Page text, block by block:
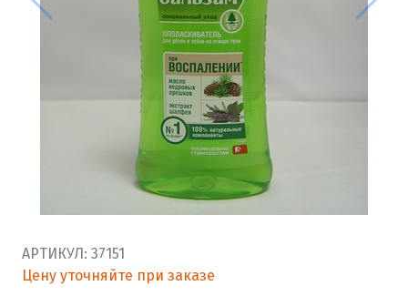
АРТИКУЛ: 37151
Цену уточняйте при заказе